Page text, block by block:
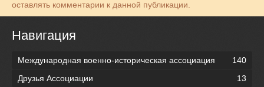
оставлять комментарии к данной публикации.
Навигация
Международная военно-историческая ассоциация
140
Друзья Ассоциации
13